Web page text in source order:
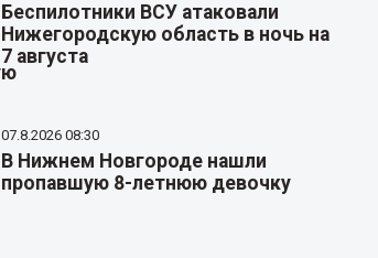
Беспилотники ВСУ атаковали
Нижегородскую область в ночь на
7 августа
07.8.2026 08:30
В Нижнем Новгороде нашли
пропавшую 8-летнюю девочку